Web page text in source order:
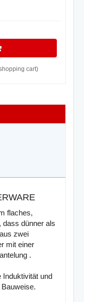
cart)
flaches,
dass dünner als
zwei
mit einer
.
Induktivität und